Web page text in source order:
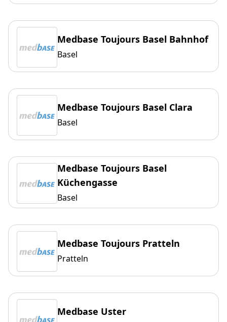
Medbase Toujours Basel Bahnhof
Basel
Medbase Toujours Basel Clara
Basel
Medbase Toujours Basel
Küchengasse
Basel
Medbase Toujours Pratteln
Pratteln
Medbase Uster